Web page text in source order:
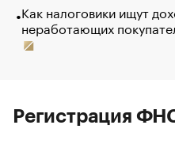
Как налоговики ищут
неработающих
Регистрация